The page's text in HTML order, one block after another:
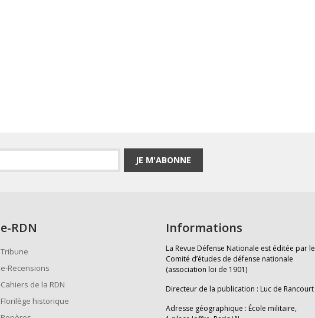
JE M'ABONNE
e-RDN
Tribune
e-Recensions
Cahiers de la RDN
Florilège historique
Informations
La Revue Défense Nationale est éditée par le
Comité d’études de défense nationale
(association loi de 1901)
Directeur de la publication : Luc de Rancourt
Adresse géographique : École militaire,